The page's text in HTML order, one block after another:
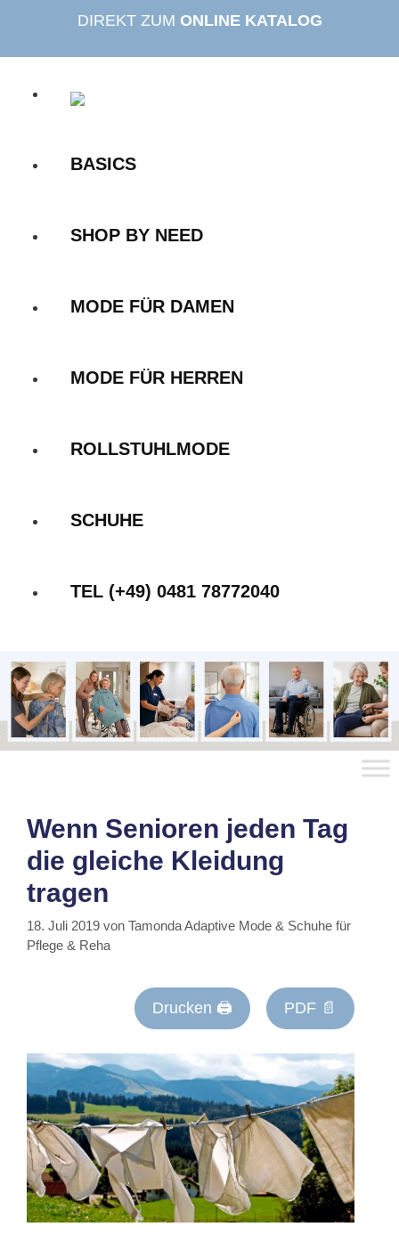
springen
DIREKT ZUM ONLINE KATALOG
BASICS
SHOP BY NEED
MODE FÜR DAMEN
MODE FÜR HERREN
ROLLSTUHLMODE
SCHUHE
TEL (+49) 0481 78772040
Wenn Senioren jeden Tag
die gleiche Kleidung
tragen
18. Juli 2019 von Tamonda Adaptive Mode & Schuhe für
Pflege & Reha
Drucken 🖨 PDF 📄